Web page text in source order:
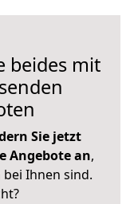
beides mit
Sie jetzt
Angebote an,
Ihnen sind.